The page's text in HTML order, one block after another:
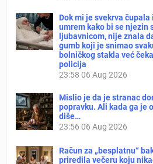
Dok mi je svekrva
umrem kako bi se njezin
ljubavnicom, nije znala
gumb koji je snimao
bolničkog stakla već
policija
23:58 06 Aug 2026
Mislio je da je stranac
popravku. Ali kada ga je
diše…
23:56 06 Aug 2026
Račun za „besplatnu“
priredila večeru koju